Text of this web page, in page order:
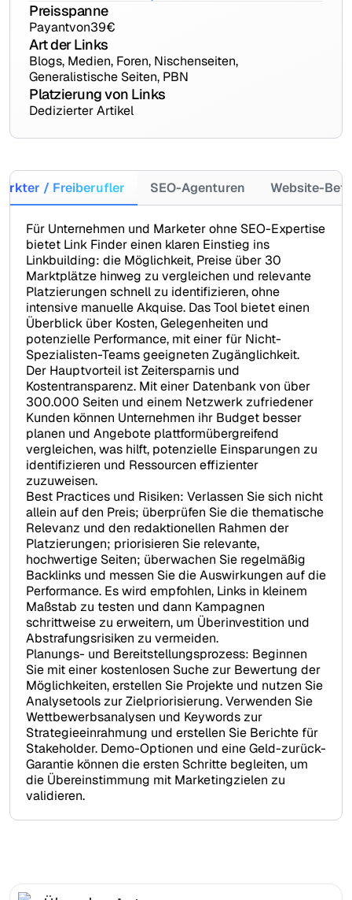
Preisspanne
Payantvon39€
Art der Links
Blogs, Medien, Foren, Nischenseiten,
Generalistische Seiten, PBN
Platzierung von Links
Dedizierter Artikel
/ Freiberufler SEO-Agenturen Website-
Für Unternehmen und Marketer ohne SEO-Expertise
bietet Link Finder einen klaren Einstieg ins
Linkbuilding: die Möglichkeit, Preise über 30
Marktplätze hinweg zu vergleichen und relevante
Platzierungen schnell zu identifizieren, ohne
intensive manuelle Akquise. Das Tool bietet einen
Überblick über Kosten, Gelegenheiten und
potenzielle Performance, mit einer für Nicht-
Spezialisten-Teams geeigneten Zugänglichkeit.
Der Hauptvorteil ist Zeitersparnis und
Kostentransparenz. Mit einer Datenbank von über
300.000 Seiten und einem Netzwerk zufriedener
Kunden können Unternehmen ihr Budget besser
planen und Angebote plattformübergreifend
vergleichen, was hilft, potenzielle Einsparungen zu
identifizieren und Ressourcen effizienter
zuzuweisen.
Best Practices und Risiken: Verlassen Sie sich nicht
allein auf den Preis; überprüfen Sie die thematische
Relevanz und den redaktionellen Rahmen der
Platzierungen; priorisieren Sie relevante,
hochwertige Seiten; überwachen Sie regelmäßig
Backlinks und messen Sie die Auswirkungen auf die
Performance. Es wird empfohlen, Links in kleinem
Maßstab zu testen und dann Kampagnen
schrittweise zu erweitern, um Überinvestition und
Abstrafungsrisiken zu vermeiden.
Planungs- und Bereitstellungsprozess: Beginnen
Sie mit einer kostenlosen Suche zur Bewertung der
Möglichkeiten, erstellen Sie Projekte und nutzen Sie
Analysetools zur Zielpriorisierung. Verwenden Sie
Wettbewerbsanalysen und Keywords zur
Strategieeinrahmung und erstellen Sie Berichte für
Stakeholder. Demo-Optionen und eine Geld-zurück-
Garantie können die ersten Schritte begleiten, um
die Übereinstimmung mit Marketingzielen zu
validieren.